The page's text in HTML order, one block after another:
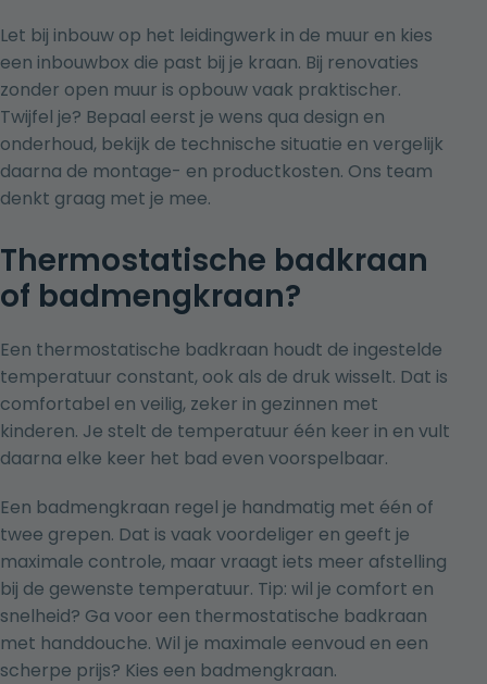
Let bij inbouw op het leidingwerk in de muur en kies
een inbouwbox die past bij je kraan. Bij renovaties
zonder open muur is opbouw vaak praktischer.
Twijfel je? Bepaal eerst je wens qua design en
onderhoud, bekijk de technische situatie en vergelijk
daarna de montage- en productkosten. Ons team
denkt graag met je mee.
Thermostatische badkraan
of badmengkraan?
Een thermostatische badkraan houdt de ingestelde
temperatuur constant, ook als de druk wisselt. Dat is
comfortabel en veilig, zeker in gezinnen met
kinderen. Je stelt de temperatuur één keer in en vult
daarna elke keer het bad even voorspelbaar.
Een badmengkraan regel je handmatig met één of
twee grepen. Dat is vaak voordeliger en geeft je
maximale controle, maar vraagt iets meer afstelling
bij de gewenste temperatuur. Tip: wil je comfort en
snelheid? Ga voor een thermostatische badkraan
met handdouche. Wil je maximale eenvoud en een
scherpe prijs? Kies een badmengkraan.